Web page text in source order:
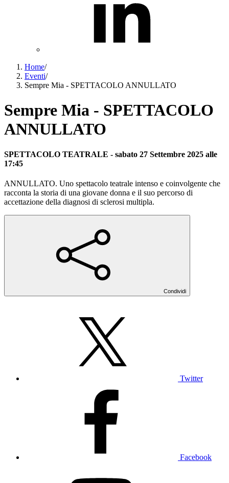
Home/
Eventi/
Sempre Mia - SPETTACOLO ANNULLATO
Sempre Mia - SPETTACOLO
ANNULLATO
SPETTACOLO TEATRALE - sabato 27 Settembre 2025 alle
17:45
ANNULLATO. Uno spettacolo teatrale intenso e coinvolgente che
racconta la storia di una giovane donna e il suo percorso di
accettazione della diagnosi di sclerosi multipla.
Condividi
Twitter
Facebook